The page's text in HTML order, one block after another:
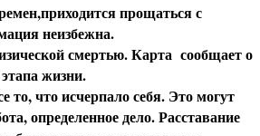
прощаться с
неизбежна.
смертью. Карта сообщает о
жизни.
то, что исчерпало себя. Это могут
определенное дело. Расставание